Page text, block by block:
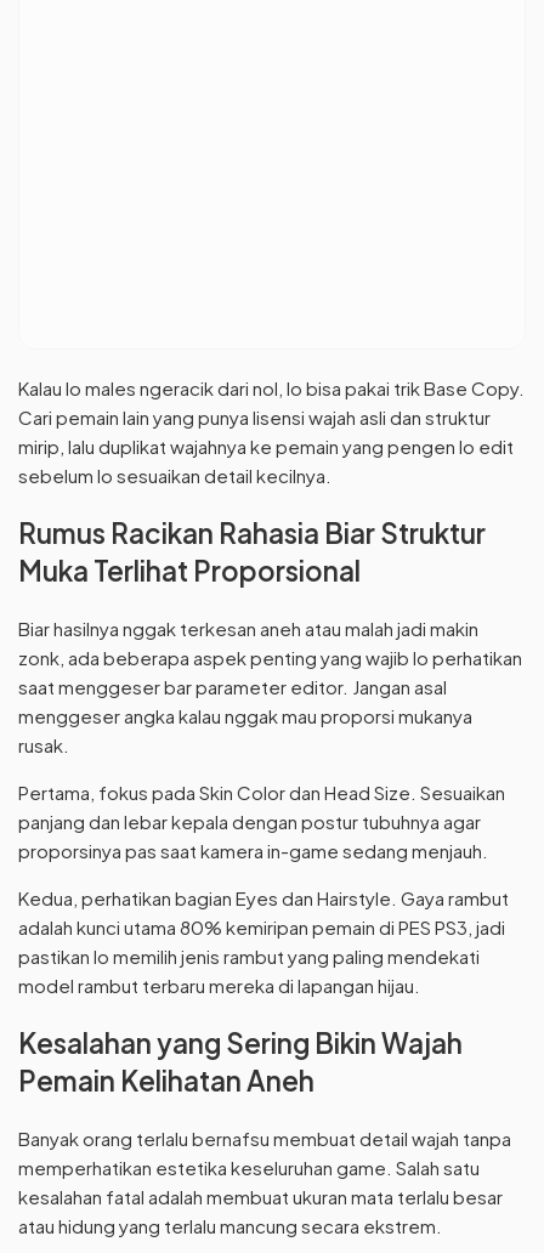
Kalau lo males ngeracik dari nol, lo bisa pakai trik Base Copy.
Cari pemain lain yang punya lisensi wajah asli dan struktur
mirip, lalu duplikat wajahnya ke pemain yang pengen lo edit
sebelum lo sesuaikan detail kecilnya.
Rumus Racikan Rahasia Biar Struktur
Muka Terlihat Proporsional
Biar hasilnya nggak terkesan aneh atau malah jadi makin
zonk, ada beberapa aspek penting yang wajib lo perhatikan
saat menggeser bar parameter editor. Jangan asal
menggeser angka kalau nggak mau proporsi mukanya
rusak.
Pertama, fokus pada Skin Color dan Head Size. Sesuaikan
panjang dan lebar kepala dengan postur tubuhnya agar
proporsinya pas saat kamera in-game sedang menjauh.
Kedua, perhatikan bagian Eyes dan Hairstyle. Gaya rambut
adalah kunci utama 80% kemiripan pemain di PES PS3, jadi
pastikan lo memilih jenis rambut yang paling mendekati
model rambut terbaru mereka di lapangan hijau.
Kesalahan yang Sering Bikin Wajah
Pemain Kelihatan Aneh
Banyak orang terlalu bernafsu membuat detail wajah tanpa
memperhatikan estetika keseluruhan game. Salah satu
kesalahan fatal adalah membuat ukuran mata terlalu besar
atau hidung yang terlalu mancung secara ekstrem.